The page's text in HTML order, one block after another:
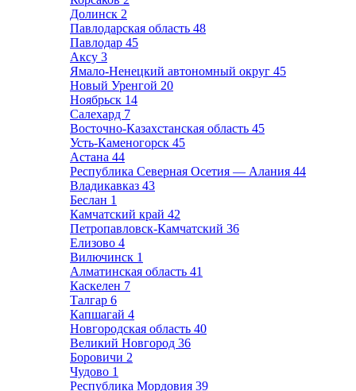
Долинск 2
Павлодарская область 48
Павлодар 45
Аксу 3
Ямало-Ненецкий автономный округ 45
Новый Уренгой 20
Ноябрьск 14
Салехард 7
Восточно-Казахстанская область 45
Усть-Каменогорск 45
Астана 44
Республика Северная Осетия — Алания 44
Владикавказ 43
Беслан 1
Камчатский край 42
Петропавловск-Камчатский 36
Елизово 4
Вилючинск 1
Алматинская область 41
Каскелен 7
Талгар 6
Капшагай 4
Новгородская область 40
Великий Новгород 36
Боровичи 2
Чудово 1
Республика Мордовия 39